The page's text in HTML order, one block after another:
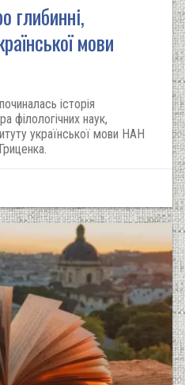
глибинні,
мови
історія
філологічних наук,
української мови НАН